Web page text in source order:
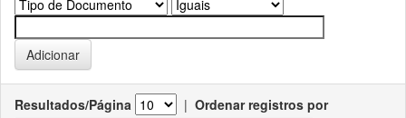
Resultados/Página | Ordenar registros por